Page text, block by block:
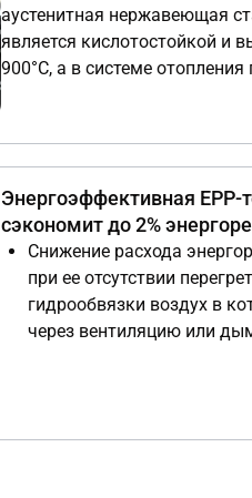
аустенитная нержавеющая
является кислотостойкой и
900°С, а в системе
AISI 304 от дешевых
коррозии AISI 430
прикладывать магнит
части корпуса, т.к. на
изгибах наблюдаются
Энергоэффективная ЕРР-
сэкономит до 2%
Снижение расхода
при ее отсутствии
гидрообвязки воздух в
через вентиляцию или
что локальный перегрев